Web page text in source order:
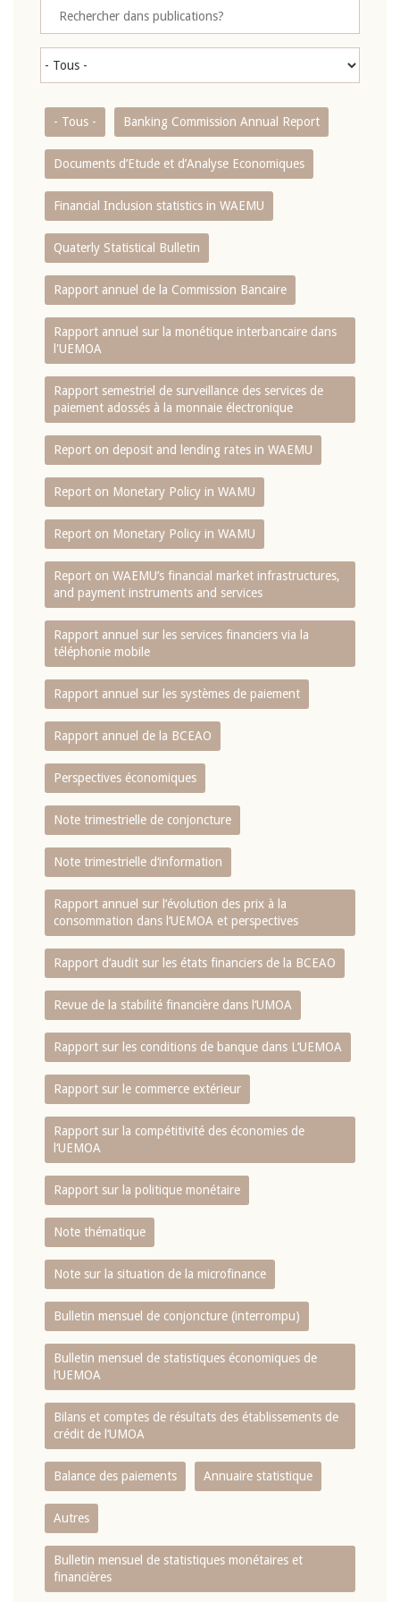
- Tous - Banking Commission Annual Report
Documents d’Etude et d’Analyse Economiques
Financial Inclusion statistics in WAEMU
Quaterly Statistical Bulletin
Rapport annuel de la Commission Bancaire
Rapport annuel sur la monétique interbancaire dans
l'UEMOA
Rapport semestriel de surveillance des services de
paiement adossés à la monnaie électronique
Report on deposit and lending rates in WAEMU
Report on Monetary Policy in WAMU
Report on Monetary Policy in WAMU
Report on WAEMU’s financial market infrastructures,
and payment instruments and services
Rapport annuel sur les services financiers via la
téléphonie mobile
Rapport annuel sur les systèmes de paiement
Rapport annuel de la BCEAO
Perspectives économiques
Note trimestrielle de conjoncture
Note trimestrielle d‘information
Rapport annuel sur l‘évolution des prix à la
consommation dans l‘UEMOA et perspectives
Rapport d‘audit sur les états financiers de la BCEAO
Revue de la stabilité financière dans l‘UMOA
Rapport sur les conditions de banque dans L‘UEMOA
Rapport sur le commerce extérieur
Rapport sur la compétitivité des économies de
l‘UEMOA
Rapport sur la politique monétaire
Note thématique
Note sur la situation de la microfinance
Bulletin mensuel de conjoncture (interrompu)
Bulletin mensuel de statistiques économiques de
l‘UEMOA
Bilans et comptes de résultats des établissements de
crédit de l‘UMOA
Balance des paiements Annuaire statistique
Autres
Bulletin mensuel de statistiques monétaires et
financières